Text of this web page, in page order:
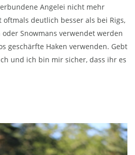
Angelei nicht mehr
oftmals deutlich besser als bei Rigs,
Snowmans verwendet werden
geschärfte Haken verwenden. Gebt
und ich bin mir sicher, dass ihr es